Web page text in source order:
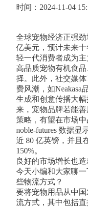
时间：2024-11-04
全球宠物经济正强
亿美元，预计未来
轻一代消费者成为
高品质宠物有机食
择。此外，社交媒
费风潮，如Neakasa
生成和创意传播大
来，宠物品牌若能
策略，有望在市场中
noble-futures 数据
近 80 亿英镑，并且
150%。
良好的市场增长也
今天小编和大家聊
些物流方式？
要将宠物用品从中
流方式，其中包括